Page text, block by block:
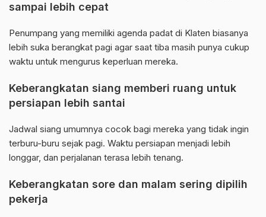
sampai lebih cepat
Penumpang yang memiliki agenda padat di Klaten biasanya
lebih suka berangkat pagi agar saat tiba masih punya cukup
waktu untuk mengurus keperluan mereka.
Keberangkatan siang memberi ruang untuk
persiapan lebih santai
Jadwal siang umumnya cocok bagi mereka yang tidak ingin
terburu-buru sejak pagi. Waktu persiapan menjadi lebih
longgar, dan perjalanan terasa lebih tenang.
Keberangkatan sore dan malam sering dipilih
pekerja